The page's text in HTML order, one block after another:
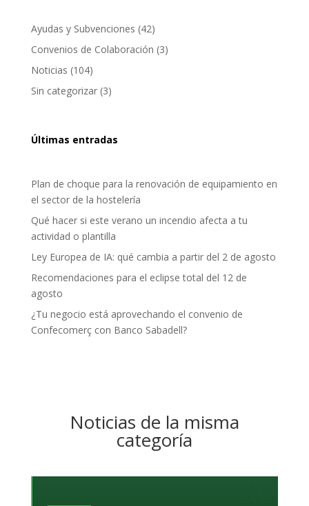
Ayudas y Subvenciones (42)
Convenios de Colaboración (3)
Noticias (104)
Sin categorizar(3)
Últimas entradas
Plan de choque para la renovación de equipamiento en
el sector de la hostelería
Qué hacer si este verano un incendio afecta a tu
actividad o plantilla
Ley Europea de IA: qué cambia a partir del 2 de agosto
Recomendaciones para el eclipse total del 12 de
agosto
¿Tu negocio está aprovechando el convenio de
Confecomerç con Banco Sabadell?
Noticias de la misma
categoría